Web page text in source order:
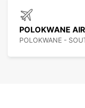
POLOKWANE
POLOKWANE -